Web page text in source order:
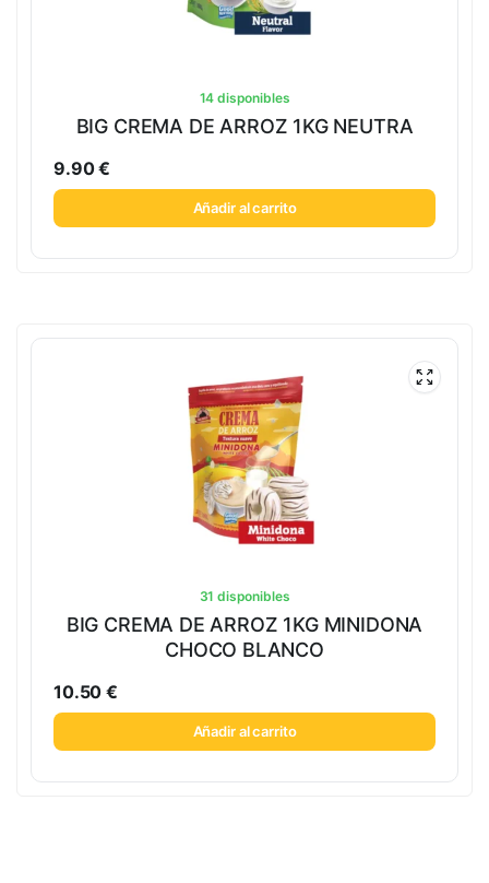
14 disponibles
BIG CREMA DE ARROZ 1KG NEUTRA
9.90€
Añadir al carrito
31 disponibles
BIG CREMA DE ARROZ 1KG MINIDONA
CHOCO BLANCO
10.50€
Añadir al carrito